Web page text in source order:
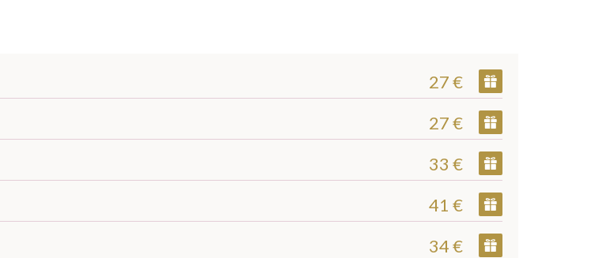
27 €
27 €
33 €
41 €
34 €